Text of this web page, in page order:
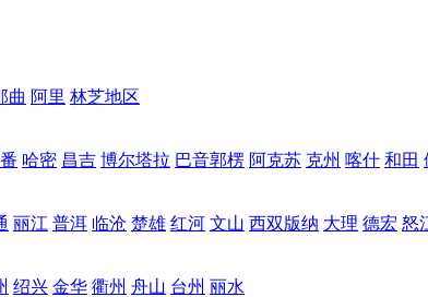
曲 阿里 林芝地区
哈密 昌吉 博尔塔拉 巴音郭楞 阿克苏 克州 喀什 和田
丽江 普洱 临沧 楚雄 红河 文山 西双版纳 大理 德宏 怒
绍兴 金华 衢州 舟山 台州 丽水